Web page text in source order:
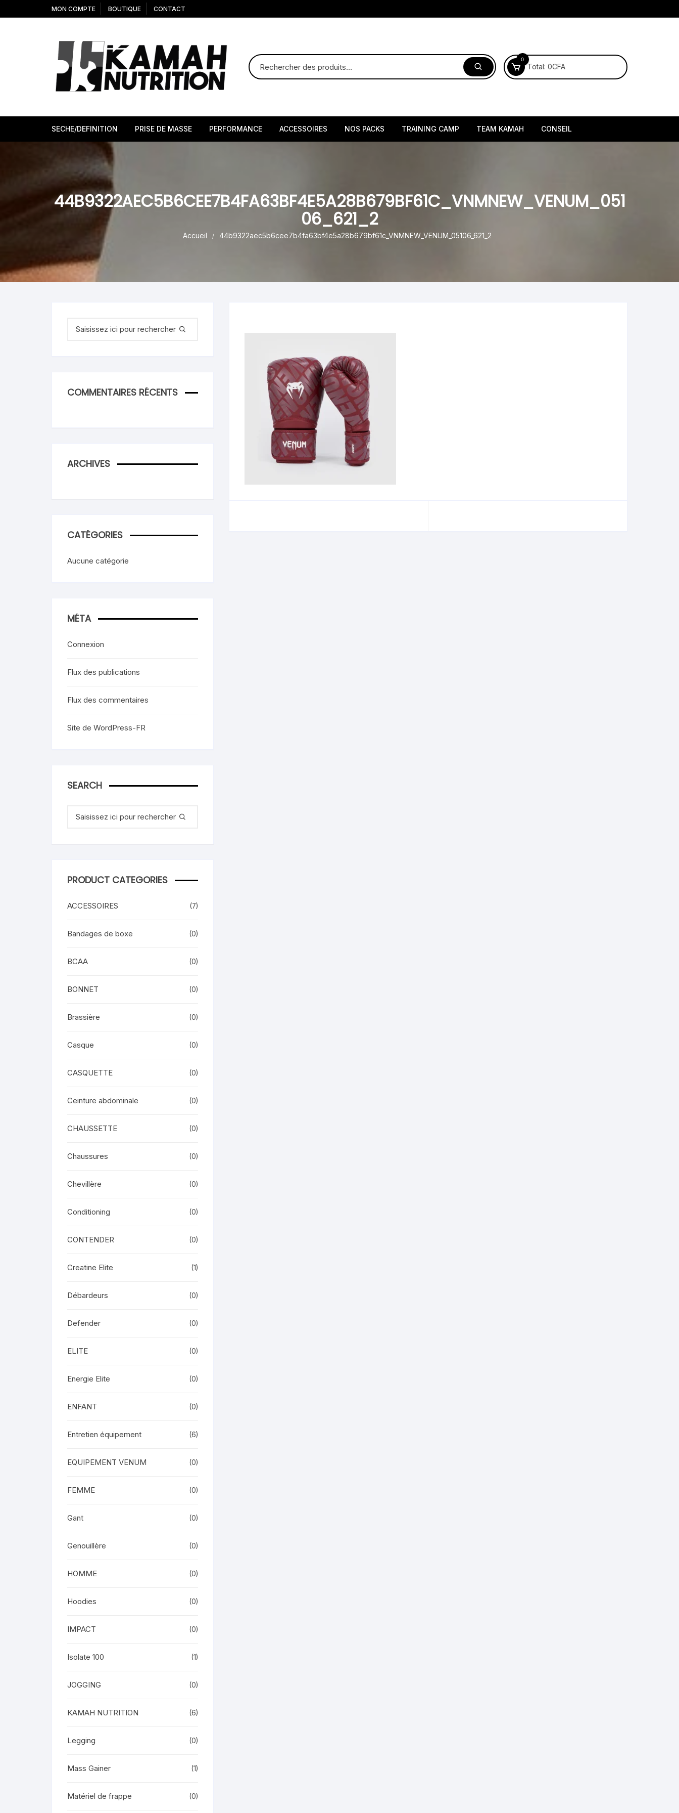
au
MON COMPTE BOUTIQUE CONTACT
0
Total: 0CFA
SECHE/DEFINITION PRISE DE MASSE PERFORMANCE ACCESSOIRES NOS PACKS TRAINING CAMP TEAM KAMAH CONSEIL
44B9322AEC5B6CEE7B4FA63BF4E5A28B679BF61C_VNMNEW_VENUM_051
06_621_2
Accueil 44b9322aec5b6cee7b4fa63bf4e5a28b679bf61c_VNMNEW_VENUM_05106_621_2
pour
COMMENTAIRES RÉCENTS
ARCHIVES
CATÉGORIES
Aucune catégorie
MÉTA
Connexion
Flux des publications
Flux des commentaires
Site de WordPress-FR
SEARCH
pour
PRODUCT CATEGORIES
ACCESSOIRES (7)
Bandages de boxe (0)
BCAA (0)
BONNET (0)
Brassière (0)
Casque (0)
CASQUETTE (0)
Ceinture abdominale (0)
CHAUSSETTE (0)
Chaussures (0)
Chevillère (0)
Conditioning (0)
CONTENDER (0)
Creatine Elite (1)
Débardeurs (0)
Defender (0)
ELITE (0)
Energie Elite (0)
ENFANT (0)
Entretien équipement (6)
EQUIPEMENT VENUM (0)
FEMME (0)
Gant (0)
Genouillère (0)
HOMME (0)
Hoodies (0)
IMPACT (0)
Isolate 100 (1)
JOGGING (0)
KAMAH NUTRITION (6)
Legging (0)
Mass Gainer (1)
Matériel de frappe (0)